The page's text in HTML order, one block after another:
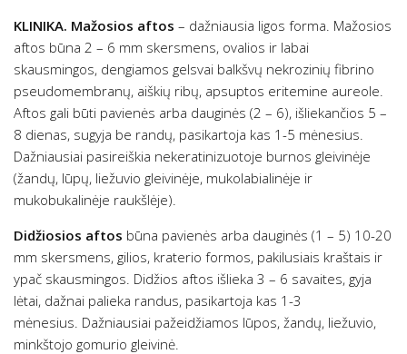
KLINIKA. Mažosios aftos – dažniausia ligos forma. Mažosios
aftos būna 2 – 6 mm skersmens, ovalios ir labai
skausmingos, dengiamos gelsvai balkšvų nekrozinių fibrino
pseudomembranų, aiškių ribų, apsuptos eritemine aureole.
Aftos gali būti pavienės arba dauginės (2 – 6), išliekančios 5 –
8 dienas, sugyja be randų, pasikartoja kas 1-5 mėnesius.
Dažniausiai pasireiškia nekeratinizuotoje burnos gleivinėje
(žandų, lūpų, liežuvio gleivinėje, mukolabialinėje ir
mukobukalinėje raukšlėje).
Didžiosios aftos būna pavienės arba dauginės (1 – 5) 10-20
mm skersmens, gilios, kraterio formos, pakilusiais kraštais ir
ypač skausmingos. Didžios aftos išlieka 3 – 6 savaites, gyja
lėtai, dažnai palieka randus, pasikartoja kas 1-3
mėnesius. Dažniausiai pažeidžiamos lūpos, žandų, liežuvio,
minkštojo gomurio gleivinė.